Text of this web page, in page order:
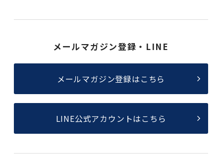
メールマガジン登録・LINE
メールマガジン登録はこちら
LINE公式アカウントはこちら